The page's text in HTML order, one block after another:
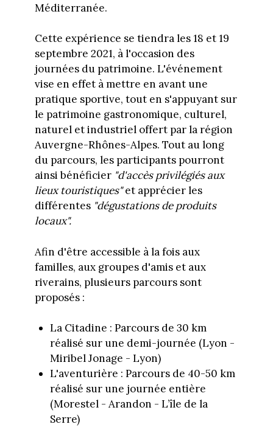
Méditerranée.
Cette expérience se tiendra les 18 et 19
septembre 2021, à l'occasion des
journées du patrimoine. L'événement
vise en effet à mettre en avant une
pratique sportive, tout en s'appuyant sur
le patrimoine gastronomique, culturel,
naturel et industriel offert par la région
Auvergne-Rhônes-Alpes. Tout au long
du parcours, les participants pourront
ainsi bénéficier "d'accès privilégiés aux
lieux touristiques"et apprécier les
différentes "dégustations de produits
locaux".
Afin d'être accessible à la fois aux
familles, aux groupes d'amis et aux
riverains, plusieurs parcours sont
proposés :
La Citadine : Parcours de 30 km
réalisé sur une demi-journée (Lyon -
Miribel Jonage - Lyon)
L'aventurière : Parcours de 40-50 km
réalisé sur une journée entière
(Morestel - Arandon - L’île de la
Serre)